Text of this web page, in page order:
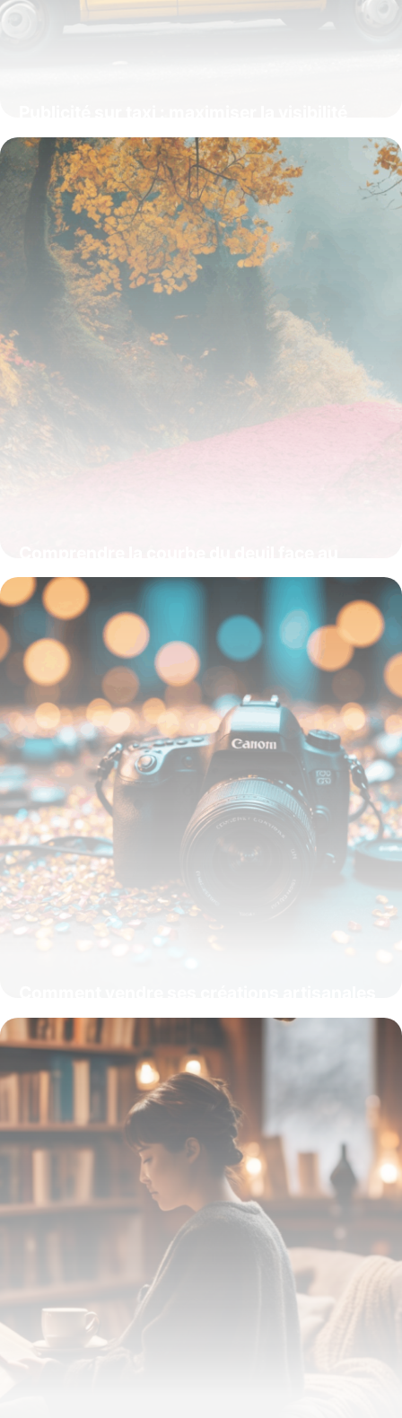
urbaine pour cibler efficacement
16 juin 2026
changement : un levier pour mieux
traverser les transformations
16 juin 2026
en 2024 : stratégies et tendances
15 juin 2026